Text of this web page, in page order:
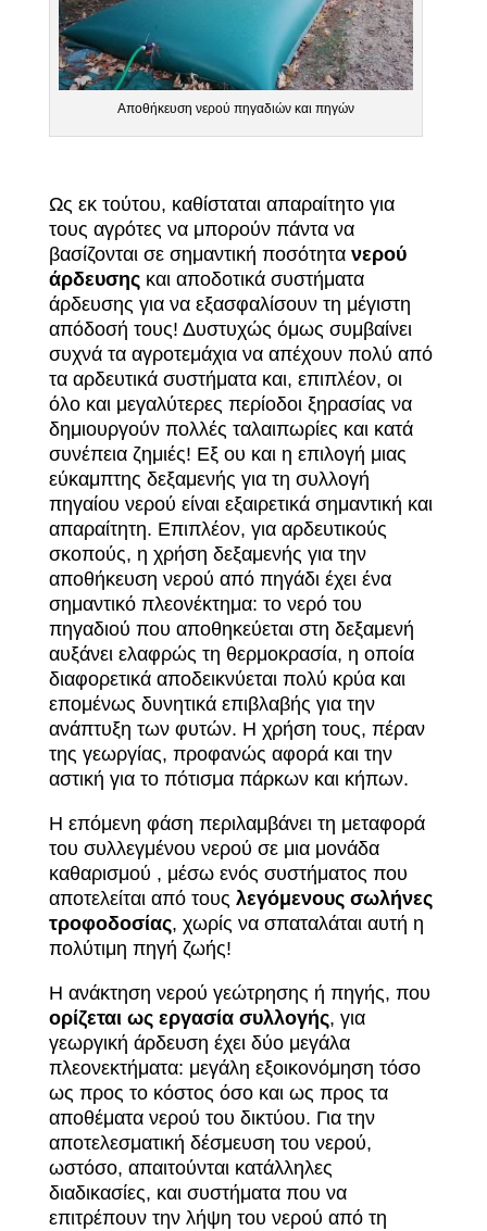
Αποθήκευση νερού πηγαδιών και πηγών
Ως εκ τούτου, καθίσταται απαραίτητο για
τους αγρότες να μπορούν πάντα να
βασίζονται σε σημαντική ποσότητα νερού
άρδευσηςκαι αποδοτικά συστήματα
άρδευσης για να εξασφαλίσουν τη μέγιστη
απόδοσή τους! Δυστυχώς όμως συμβαίνει
συχνά τα αγροτεμάχια να απέχουν πολύ από
τα αρδευτικά συστήματα και, επιπλέον, οι
όλο και μεγαλύτερες περίοδοι ξηρασίας να
δημιουργούν πολλές ταλαιπωρίες και κατά
συνέπεια ζημιές! Εξ ου και η επιλογή μιας
εύκαμπτης δεξαμενής για τη συλλογή
πηγαίου νερού είναι εξαιρετικά σημαντική και
απαραίτητη. Επιπλέον, για αρδευτικούς
σκοπούς, η χρήση δεξαμενής για την
αποθήκευση νερού από πηγάδι έχει ένα
σημαντικό πλεονέκτημα: το νερό του
πηγαδιού που αποθηκεύεται στη δεξαμενή
αυξάνει ελαφρώς τη θερμοκρασία, η οποία
διαφορετικά αποδεικνύεται πολύ κρύα και
επομένως δυνητικά επιβλαβής για την
ανάπτυξη των φυτών. Η χρήση τους, πέραν
της γεωργίας, προφανώς αφορά και την
αστική για το πότισμα πάρκων και κήπων.
Η επόμενη φάση περιλαμβάνει τη μεταφορά
του συλλεγμένου νερού σε μια μονάδα
καθαρισμού , μέσω ενός συστήματος που
αποτελείται από τους λεγόμενους σωλήνες
τροφοδοσίας, χωρίς να σπαταλάται αυτή η
πολύτιμη πηγή ζωής!
Η ανάκτηση νερού γεώτρησης ή πηγής, που
ορίζεται ως εργασία συλλογής, για
γεωργική άρδευση έχει δύο μεγάλα
πλεονεκτήματα: μεγάλη εξοικονόμηση τόσο
ως προς το κόστος όσο και ως προς τα
αποθέματα νερού του δικτύου. Για την
αποτελεσματική δέσμευση του νερού,
ωστόσο, απαιτούνται κατάλληλες
διαδικασίες, και συστήματα που να
επιτρέπουν την λήψη του νερού από τη